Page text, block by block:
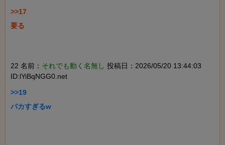
>>17
要る
22 名前： それでも動く名無し 投稿日：2026/05/20 13:44:03
ID:lYiBqNGG0.net
>>19
バカすぎるw